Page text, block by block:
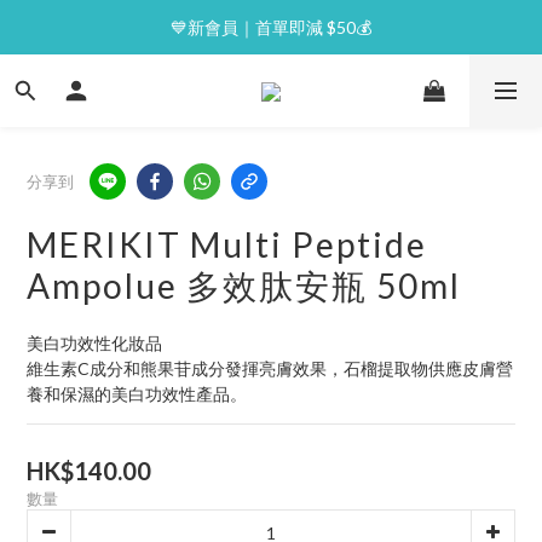
⭐逢星期一malluxe day｜7%購物金回贈
💙新會員｜首單即減 $50💰
⭐逢星期一malluxe day｜7%購物金回贈
分享到
MERIKIT Multi Peptide
Ampolue 多效肽安瓶 50ml
美白功效性化妝品
維生素C成分和熊果苷成分發揮亮膚效果，石榴提取物供應皮膚營
養和保濕的美白功效性產品。
HK$140.00
數量